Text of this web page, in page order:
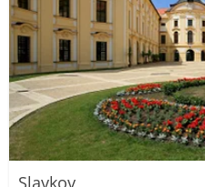
Slavkov